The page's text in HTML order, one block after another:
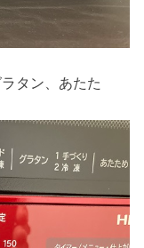
タン、あたた